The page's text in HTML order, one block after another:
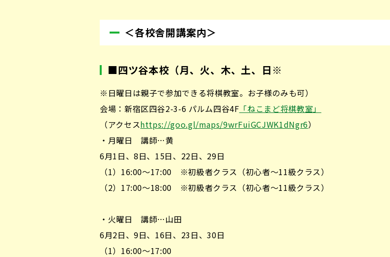
＜各校舎開講案内＞
■四ツ谷本校（月、火、木、土、日※
※日曜日は親子で参加できる将棋教室。お子様のみも可）
会場：新宿区四谷2-3-6 パルム四谷4F 「ねこまど将棋教室」
（アクセスhttps://goo.gl/maps/9wrFuiGCJWK1dNgr6）
・月曜日 講師…黄
6月1日、8日、15日、22日、29日
（1）16:00～17:00 ※初級者クラス（初心者～11級クラス）
（2）17:00～18:00 ※初級者クラス（初心者～11級クラス）
・火曜日 講師…山田
6月2日、9日、16日、23日、30日
（1）16:00～17:00